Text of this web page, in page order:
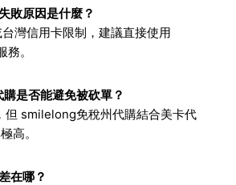
敗原因是什麼？
灣信用卡限制，建議直接使用
。
是否能避免被砍單？
但 smilelong免稅州代購結合美卡代
高。
在哪？